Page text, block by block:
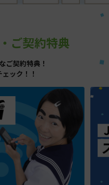
ご契約特典
ご契約特典！
ック！！